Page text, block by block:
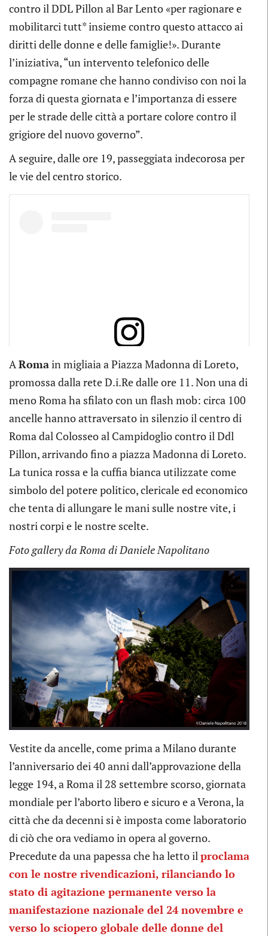
contro il DDL Pillon al Bar Lento «per ragionare e
mobilitarci tutt* insieme contro questo attacco ai
diritti delle donne e delle famiglie!». Durante
l’iniziativa, “un intervento telefonico delle
compagne romane che hanno condiviso con noi la
forza di questa giornata e l’importanza di essere
per le strade delle città a portare colore contro il
grigiore del nuovo governo”.
A seguire, dalle ore 19, passeggiata indecorosa per
le vie del centro storico.
View this post on Instagram
Le nostre famiglie non fanno rima con Pillon !
#nonunadimeno #statodiagitazionepermanente
verso il #24novembre #stopddlpillon
@nonunadimeno
A post shared by Non Una Di Meno Rimini
A Romain migliaia a Piazza Madonna di Loreto,
promossa dalla rete D.i.Re dalle ore 11. Non una di
meno Roma ha sfilato con un flash mob: circa 100
ancelle hanno attraversato in silenzio il centro di
Roma dal Colosseo al Campidoglio contro il Ddl
Pillon, arrivando fino a piazza Madonna di Loreto.
La tunica rossa e la cuffia bianca utilizzate come
simbolo del potere politico, clericale ed economico
che tenta di allungare le mani sulle nostre vite, i
nostri corpi e le nostre scelte.
Foto gallery da Roma di Daniele Napolitano
Vestite da ancelle, come prima a Milano durante
l’anniversario dei 40 anni dall’approvazione della
legge 194, a Roma il 28 settembre scorso, giornata
mondiale per l’aborto libero e sicuro e a Verona, la
città che da decenni si è imposta come laboratorio
di ciò che ora vediamo in opera al governo.
Precedute da una papessa che ha letto ilproclama
con le nostre rivendicazioni, rilanciando lo
stato di agitazione permanente verso la
manifestazione nazionale del 24 novembre e
verso lo sciopero globale delle donne del